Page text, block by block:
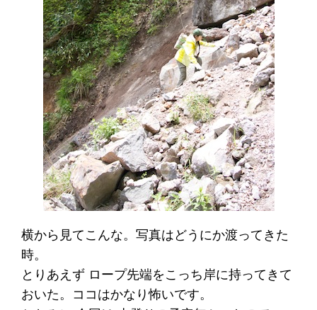
横から見てこんな。写真はどうにか渡ってきた
時。
とりあえず ロープ先端をこっち岸に持ってきて
おいた。ココはかなり怖いです。